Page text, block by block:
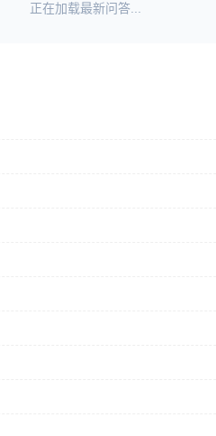
正在加载最新问答...